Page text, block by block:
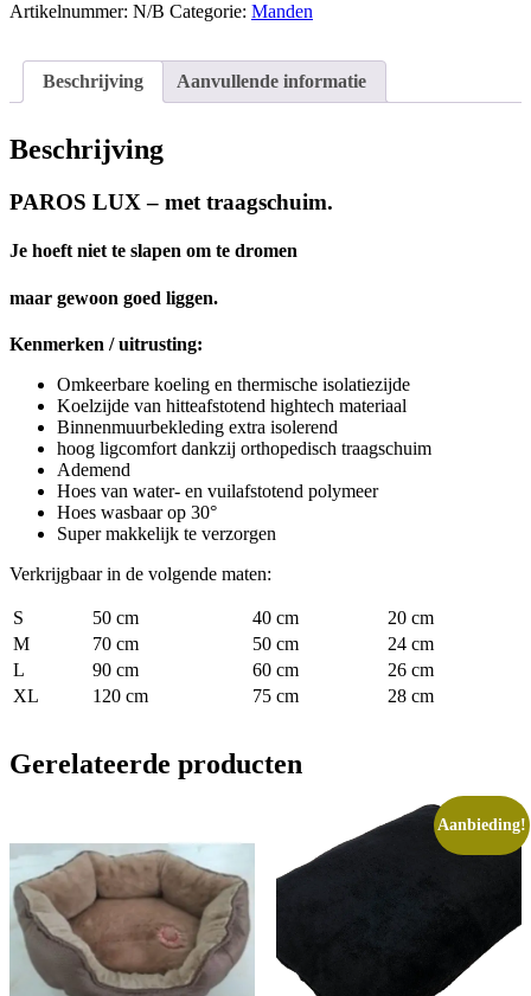
(keep
warm)
Artikelnummer: N/B Categorie: Manden
Beschrijving Aanvullende informatie
Beschrijving
PAROS LUX – met traagschuim.
Je hoeft niet te slapen om te dromen
maar gewoon goed liggen.
Kenmerken / uitrusting:
Omkeerbare koeling en thermische isolatiezijde
Koelzijde van hitteafstotend hightech materiaal
Binnenmuurbekleding extra isolerend
hoog ligcomfort dankzij orthopedisch traagschuim
Ademend
Hoes van water- en vuilafstotend polymeer
Hoes wasbaar op 30°
Super makkelijk te verzorgen
Verkrijgbaar in de volgende maten:
S 50 cm 40 cm
20 cm
M
70 cm 50 cm
24 cm
L
90 cm 60 cm
26 cm
XL
120 cm 75 cm 28 cm
Gerelateerde producten
Aanbieding!